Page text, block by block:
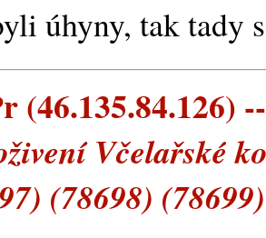
úhyny, tak tady
(46.135.84.126)
Včelařské
(78698) (78699)